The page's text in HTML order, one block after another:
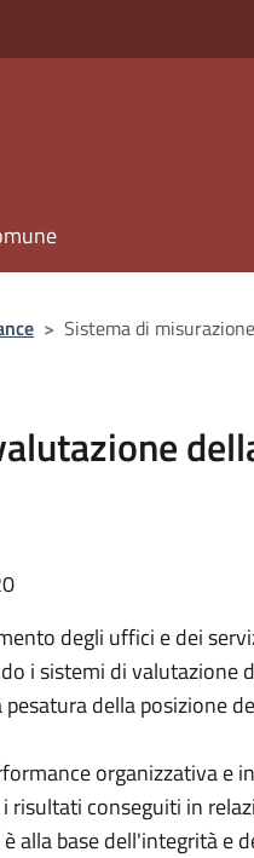
> Sistema di
degli uffici e dei
i sistemi di valutazione
della posizione
organizzativa e
risultati conseguiti in
alla base dell'integrità e